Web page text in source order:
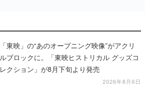
「東映」の“あのオープニング映像”がアクリ
ルブロックに。「東映ヒストリカル グッズコ
レクション」が8月下旬より発売
2026年8月6日